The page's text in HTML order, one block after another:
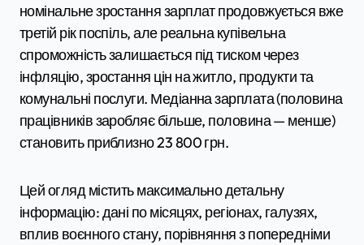
номінальне зростання зарплат продовжується вже
третій рік поспіль, але реальна купівельна
спроможність залишається під тиском через
інфляцію, зростання цін на житло, продукти та
комунальні послуги. Медіанна зарплата (половина
працівників заробляє більше, половина — менше)
становить приблизно 23 800 грн.
Цей огляд містить максимально детальну
інформацію: дані по місяцях, регіонах, галузях,
вплив воєнного стану, порівняння з попередніми